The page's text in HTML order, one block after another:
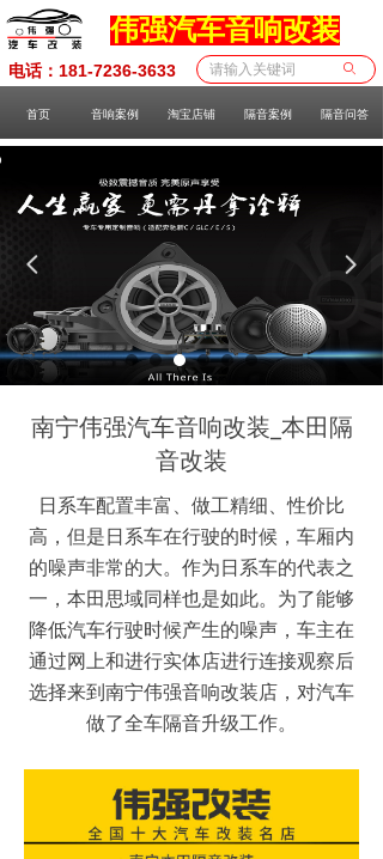
넳 넲
首页 音响案例 淘宝店铺 隔音案例 隔音问答
ꄙ
电话：181-7236-3633
伟强汽车音响改装
南宁伟强汽车音响改装_本田隔
音改装
日系车配置丰富、做工精细、性价比
高，但是日系车在行驶的时候，车厢内
的噪声非常的大。作为日系车的代表之
一，本田思域同样也是如此。为了能够
降低汽车行驶时候产生的噪声，车主在
通过网上和进行实体店进行连接观察后
选择来到南宁伟强音响改装店，对汽车
做了全车隔音升级工作。